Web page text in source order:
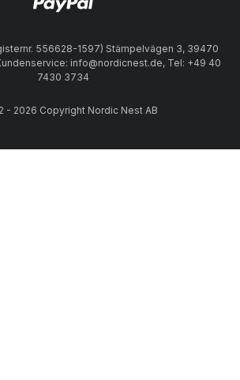
556628-1597) Stämpelvägen 3, 39470
info@nordicnest.de, Tel: +49 40
7430 3734
- 2026 Copyright Nordic Nest AB